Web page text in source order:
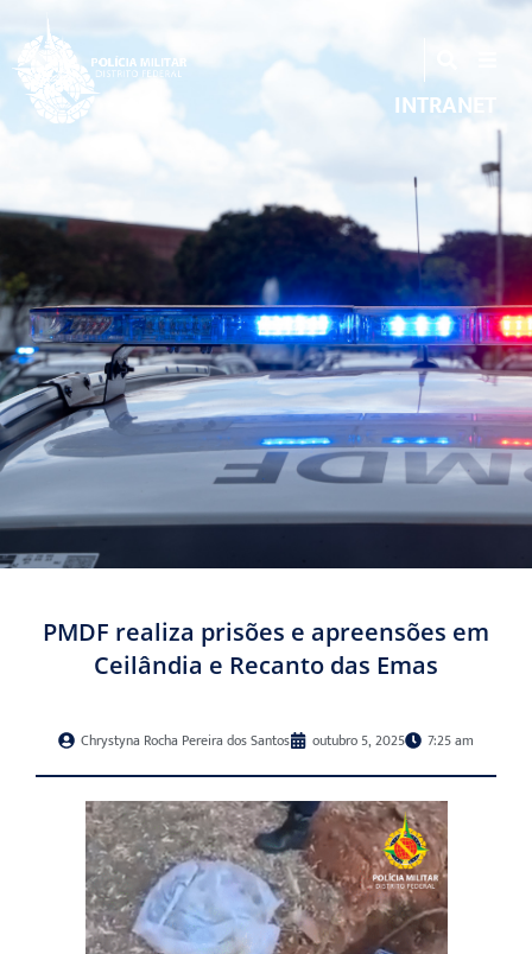
INTRANET
PMDF realiza prisões e apreensões em
Ceilândia e Recanto das Emas
Chrystyna Rocha Pereira dos Santos outubro 5, 2025 7:25 am